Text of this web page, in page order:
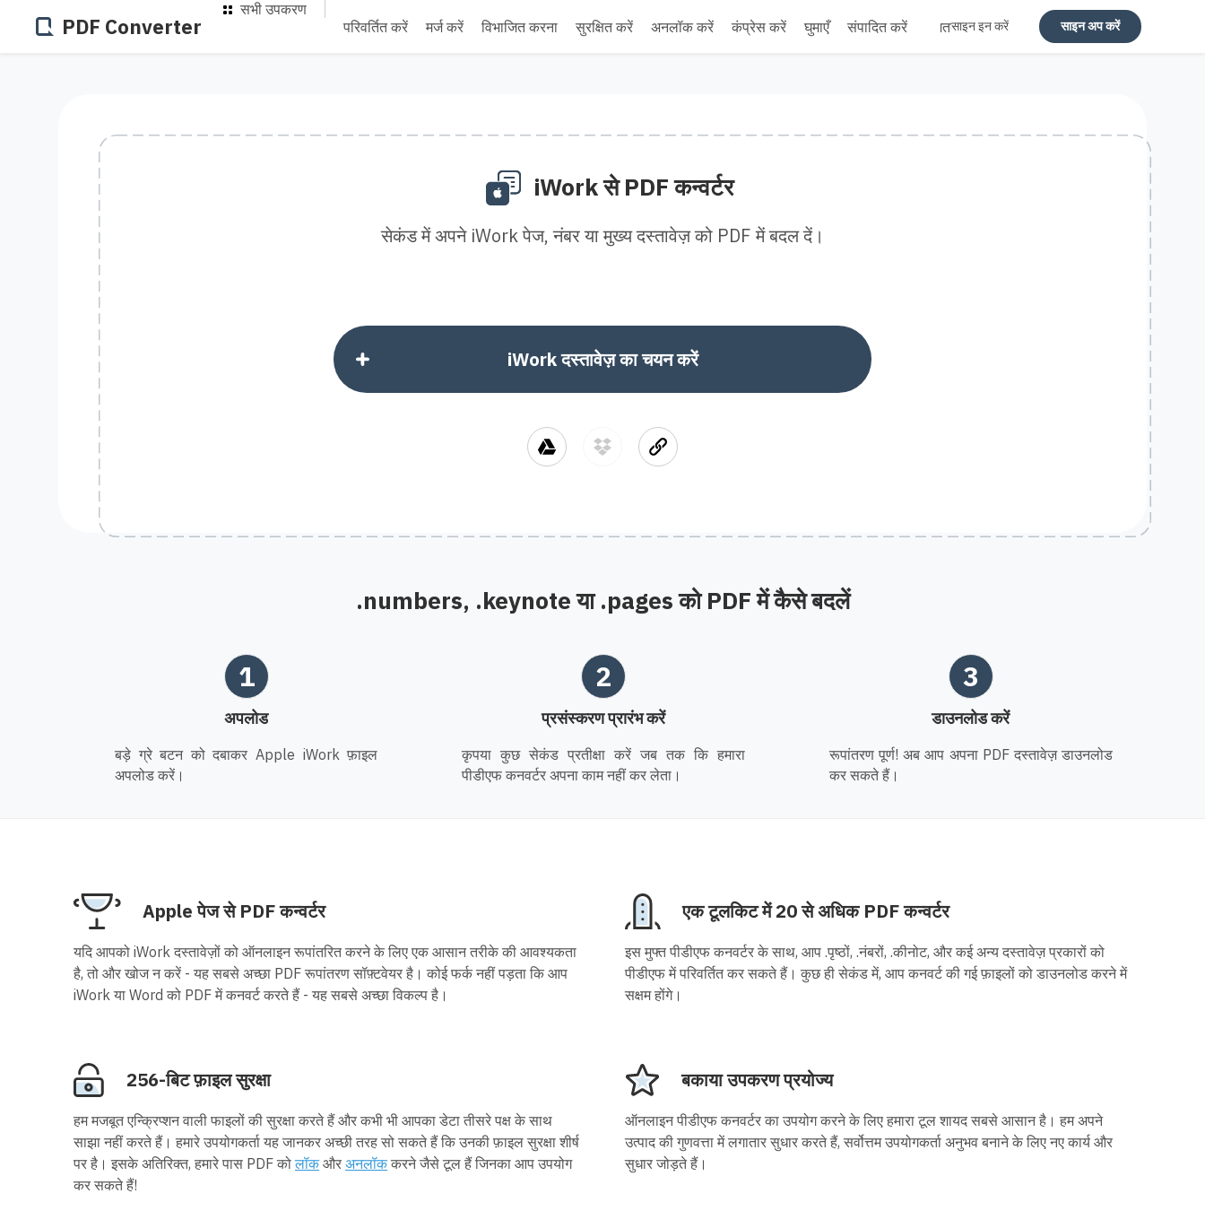
PDF Converter
सभी उपकरण
परिवर्तित करें
मर्ज करें विभाजित करना सुरक्षित करें अनलॉक करें कंप्रेस करें घुमाएँ संपादित करें समतलसाइन इन करें साइन अप करें
iWork से PDF कन्वर्टर
सेकंड में अपने iWork पेज, नंबर या मुख्य दस्तावेज़ को PDF में बदल दें।
iWork दस्तावेज़ का चयन करें
.numbers, .keynote या .pages को PDF में कैसे बदलें
1
अपलोड
बड़े ग्रे बटन को दबाकर Apple iWork फ़ाइल
अपलोड करें।
2
प्रसंस्करण प्रारंभ करें
कृपया कुछ सेकंड प्रतीक्षा करें जब तक कि हमारा
पीडीएफ कनवर्टर अपना काम नहीं कर लेता।
3
डाउनलोड करें
रूपांतरण पूर्ण! अब आप अपना PDF दस्तावेज़ डाउनलोड
कर सकते हैं।
Apple पेज से PDF कन्वर्टर
यदि आपको iWork दस्तावेज़ों को ऑनलाइन रूपांतरित करने के लिए एक आसान तरीके की आवश्यकता
है, तो और खोज न करें - यह सबसे अच्छा PDF रूपांतरण सॉफ़्टवेयर है। कोई फर्क नहीं पड़ता कि आप
iWork या Word को PDF में कनवर्ट करते हैं - यह सबसे अच्छा विकल्प है।
एक टूलकिट में 20 से अधिक PDF कन्वर्टर
इस मुफ्त पीडीएफ कनवर्टर के साथ, आप .पृष्ठों, .नंबरों, .कीनोट, और कई अन्य दस्तावेज़ प्रकारों को
पीडीएफ में परिवर्तित कर सकते हैं। कुछ ही सेकंड में, आप कनवर्ट की गई फ़ाइलों को डाउनलोड करने में
सक्षम होंगे।
256-बिट फ़ाइल सुरक्षा
हम मजबूत एन्क्रिप्शन वाली फाइलों की सुरक्षा करते हैं और कभी भी आपका डेटा तीसरे पक्ष के साथ
साझा नहीं करते हैं। हमारे उपयोगकर्ता यह जानकर अच्छी तरह सो सकते हैं कि उनकी फ़ाइल सुरक्षा शीर्ष
पर है। इसके अतिरिक्त, हमारे पास PDF कोलॉक और अनलॉक करने जैसे टूल हैं जिनका आप उपयोग
कर सकते हैं!
बकाया उपकरण प्रयोज्य
ऑनलाइन पीडीएफ कनवर्टर का उपयोग करने के लिए हमारा टूल शायद सबसे आसान है। हम अपने
उत्पाद की गुणवत्ता में लगातार सुधार करते हैं, सर्वोत्तम उपयोगकर्ता अनुभव बनाने के लिए नए कार्य और
सुधार जोड़ते हैं।